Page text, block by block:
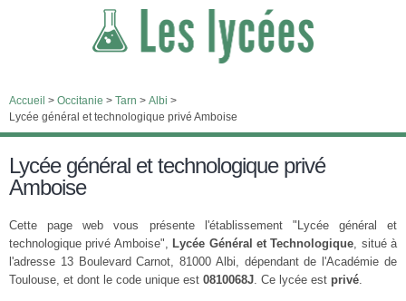
Accueil > Occitanie > Tarn > Albi >
Lycée général et technologique privé Amboise
Lycée général et technologique privé
Amboise
Cette page web vous présente l'établissement "Lycée général et
technologique privé Amboise", Lycée Général et Technologique, situé à
l'adresse 13 Boulevard Carnot, 81000 Albi, dépendant de l'Académie de
Toulouse, et dont le code unique est 0810068J. Ce lycée est privé.